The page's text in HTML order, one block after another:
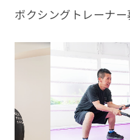
ボクシングトレーナ